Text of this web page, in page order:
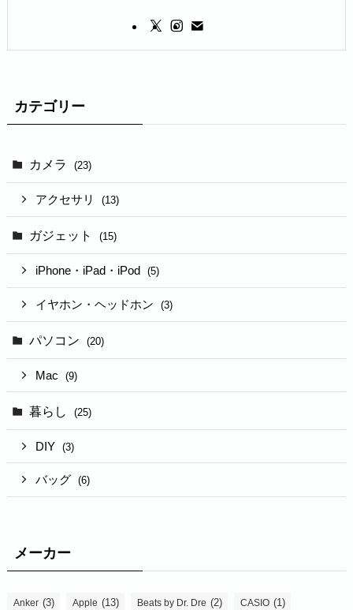
カテゴリー
カメラ (23)
アクセサリ (13)
ガジェット (15)
iPhone・iPad・iPod (5)
イヤホン・ヘッドホン (3)
パソコン (20)
Mac (9)
暮らし (25)
DIY (3)
バッグ (6)
メーカー
Anker (3) Apple (13) Beats by Dr. Dre (2) CASIO (1)